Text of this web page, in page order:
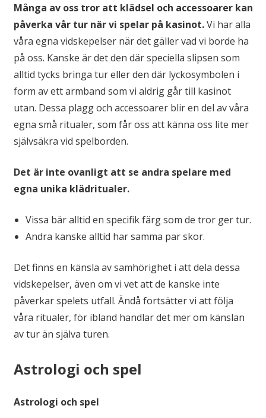
Många av oss tror att klädsel och accessoarer kan
påverka vår tur när vi spelar på kasinot.Vi har alla
våra egna vidskepelser när det gäller vad vi borde ha
på oss. Kanske är det den där speciella slipsen som
alltid tycks bringa tur eller den där lyckosymbolen i
form av ett armband som vi aldrig går till kasinot
utan. Dessa plagg och accessoarer blir en del av våra
egna små ritualer, som får oss att känna oss lite mer
självsäkra vid spelborden.
Det är inte ovanligt att se andra spelare med
egna unika klädritualer.
Vissa bär alltid en specifik färg som de tror ger tur.
Andra kanske alltid har samma par skor.
Det finns en känsla av samhörighet i att dela dessa
vidskepelser, även om vi vet att de kanske inte
påverkar spelets utfall. Ändå fortsätter vi att följa
våra ritualer, för ibland handlar det mer om känslan
av tur än själva turen.
Astrologi och spel
Astrologi och spel